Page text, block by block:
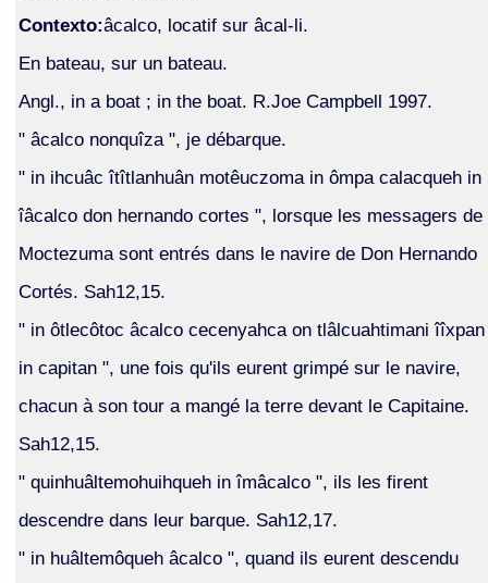
Contexto:âcalco, locatif sur âcal-li.
En bateau, sur un bateau.
Angl., in a boat ; in the boat. R.Joe Campbell 1997.
" âcalco nonquîza ", je débarque.
" in ihcuâc îtîtlanhuân motêuczoma in ômpa calacqueh in
îâcalco don hernando cortes ", lorsque les messagers de
Moctezuma sont entrés dans le navire de Don Hernando
Cortés. Sah12,15.
" in ôtlecôtoc âcalco cecenyahca on tlâlcuahtimani îîxpan
in capitan ", une fois qu'ils eurent grimpé sur le navire,
chacun à son tour a mangé la terre devant le Capitaine.
Sah12,15.
" quinhuâltemohuihqueh in îmâcalco ", ils les firent
descendre dans leur barque. Sah12,17.
" in huâltemôqueh âcalco ", quand ils eurent descendu